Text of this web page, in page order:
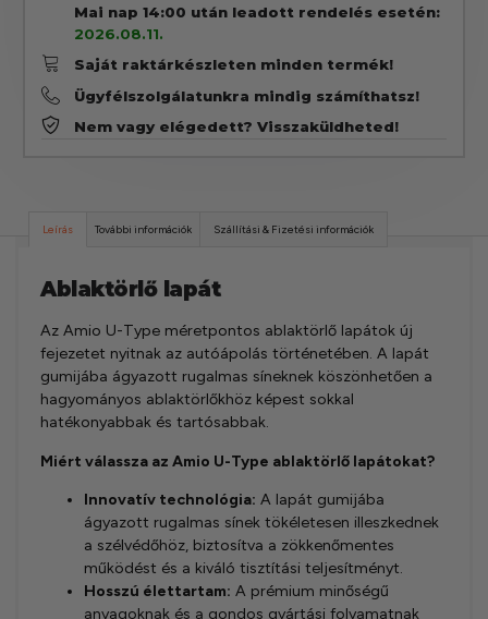
Mai nap 14:00 után leadott rendelés esetén:
2026.08.11.
Saját raktárkészleten minden termék!
Ügyfélszolgálatunkra mindig számíthatsz!
Nem vagy elégedett? Visszaküldheted!
Leírás További információk Szállítási & Fizetési információk
Ablaktörlő lapát
Az Amio U-Type méretpontos ablaktörlő lapátok új
fejezetet nyitnak az autóápolás történetében. A lapát
gumijába ágyazott rugalmas síneknek köszönhetően a
hagyományos ablaktörlőkhöz képest sokkal
hatékonyabbak és tartósabbak.
Miért válassza az Amio U-Type ablaktörlő lapátokat?
Innovatív technológia: A lapát gumijába
ágyazott rugalmas sínek tökéletesen illeszkednek
a szélvédőhöz, biztosítva a zökkenőmentes
működést és a kiváló tisztítási teljesítményt.
Hosszú élettartam: A prémium minőségű
anyagoknak és a gondos gyártási folyamatnak